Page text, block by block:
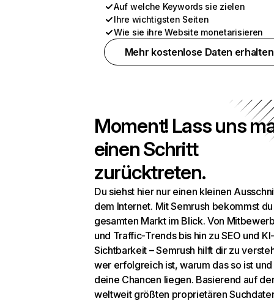
Auf welche Keywords sie zielen
Ihre wichtigsten Seiten
Wie sie ihre Website monetarisieren
Mehr kostenlose Daten erhalten
Moment! Lass uns
einen Schritt
zurücktreten.
Du siehst hier nur einen kleinen
dem Internet. Mit Semrush bekommst
gesamten Markt im Blick. Von
und Traffic-Trends bis hin zu SEO und KI-
Sichtbarkeit – Semrush hilft dir zu
wer erfolgreich ist, warum das so ist
deine Chancen liegen. Basierend auf
weltweit größten proprietären